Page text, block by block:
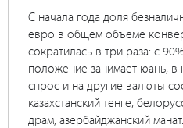
С начала года доля
евро в общем объеме
сократилась в три раза: с
положение занимает юань, в
спрос и на другие валюты
казахстанский тенге,
драм, азербайджанский манат.